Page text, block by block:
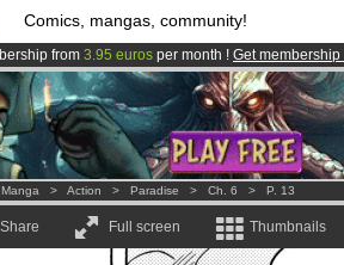
Comics, mangas, community!
from 3.95 euros per month ! Get membership
membersand 1208comics & mangas!.
is now LIVE!.
Manga > Action > Paradise > Ch. 6 > P. 13
Share Full screen Thumbnails